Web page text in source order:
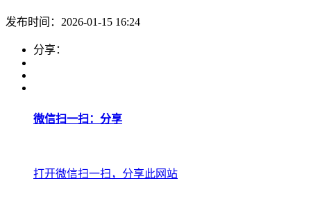
发布时间：2026-01-15 16:24
分享：
微信扫一扫：分享
打开微信扫一扫，分享此网站